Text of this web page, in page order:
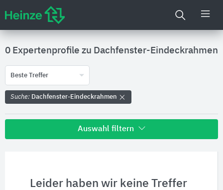
0 Expertenprofile zu Dachfenster-Eindeckrahmen
Beste Treffer
Suche: Dachfenster-Eindeckrahmen
Auswahl filtern
Leider haben wir keine Treffer